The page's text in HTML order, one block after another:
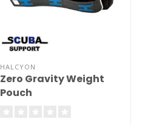
HALCYON
Zero Gravity Weight
Pouch